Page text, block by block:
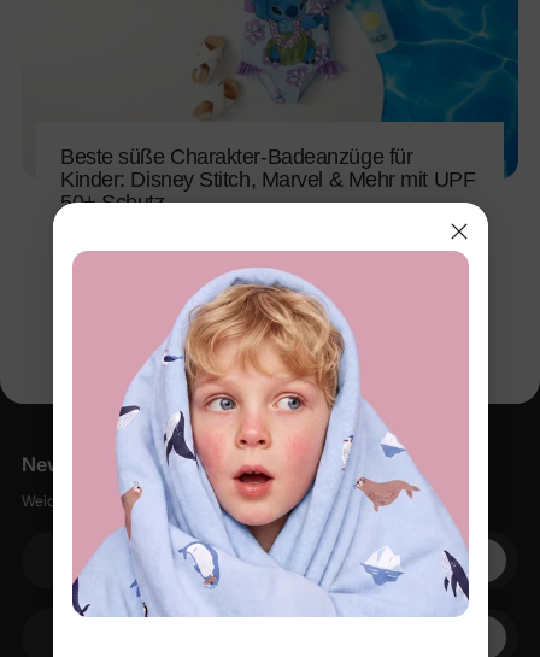
Beste süße Charakter-Badeanzüge für
Kinder: Disney Stitch, Marvel & Mehr mit UPF
50+ Schutz
Newsletter
Weiche Sachen, kleine Rabatte, null Spam.
Ihre E-Mail